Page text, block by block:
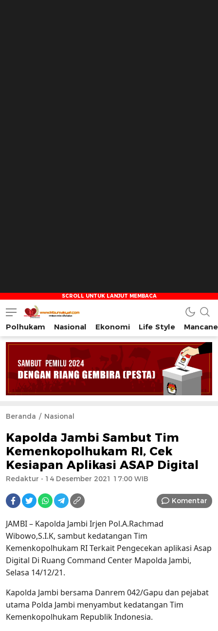
Tribun Rakyat
Tulus – Terdepan – Diharapkan
Polhukam Nasional Ekonomi Life Style
Beranda Nasional
Kapolda Jambi Sambut Tim
Kemenkopolhukam RI, Cek
Kesiapan Aplikasi ASAP Digital
Redaktur - 14 Desember 2021 17:00 WIB
Komentar
JAMBI – Kapolda Jambi Irjen Pol.A.Rachmad
Wibowo,S.I.K, sambut kedatangan Tim
Kemenkopolhukam RI Terkait Pengecekan aplikasi Asap
Digital Di Ruang Command Center Mapolda Jambi,
Selasa 14/12/21.
Kapolda Jambi bersama Danrem 042/Gapu dan pejabat
utama Polda Jambi menyambut kedatangan Tim
Kemenkopolhukam Republik Indonesia.